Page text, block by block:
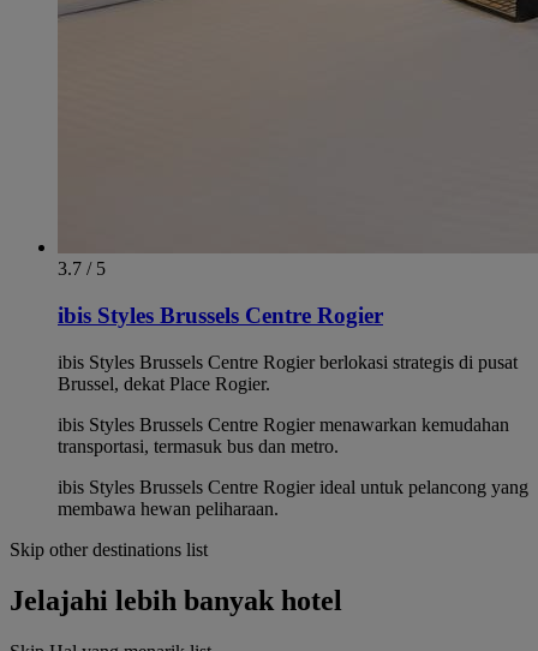
3.7 / 5
ibis Styles Brussels Centre Rogier
ibis Styles Brussels Centre Rogier berlokasi strategis di pusat
Brussel, dekat Place Rogier.
ibis Styles Brussels Centre Rogier menawarkan kemudahan
transportasi, termasuk bus dan metro.
ibis Styles Brussels Centre Rogier ideal untuk pelancong yang
membawa hewan peliharaan.
Skip other destinations list
Jelajahi lebih banyak hotel